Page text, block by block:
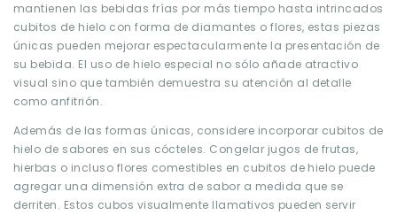
mantienen las bebidas frías por más tiempo hasta intrincados
cubitos de hielo con forma de diamantes o flores, estas piezas
únicas pueden mejorar espectacularmente la presentación de
su bebida. El uso de hielo especial no sólo añade atractivo
visual sino que también demuestra su atención al detalle
como anfitrión.
Además de las formas únicas, considere incorporar cubitos de
hielo de sabores en sus cócteles. Congelar jugos de frutas,
hierbas o incluso flores comestibles en cubitos de hielo puede
agregar una dimensión extra de sabor a medida que se
derriten. Estos cubos visualmente llamativos pueden servir